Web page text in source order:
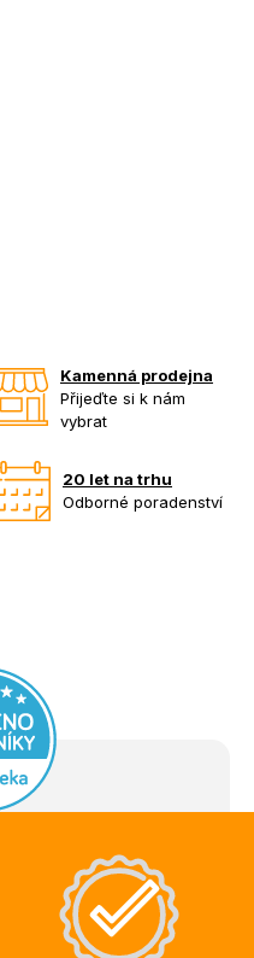
Kamenná prodejna
Přijeďte si k nám
vybrat
20 let na trhu
Odborné poradenství